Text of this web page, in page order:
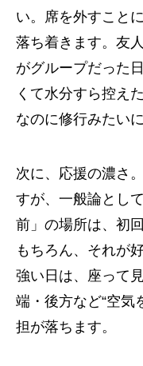
い。席を外すこと
落ち着きます。友
がグループだった
くて水分すら控え
なのに修行みたい
次に、応援の濃さ
すが、一般論とし
前」の場所は、初
もちろん、それが
強い日は、座って
端・後方など“空気
担が落ちます。